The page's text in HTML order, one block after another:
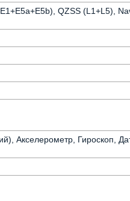
QZSS (L1+L5),
Акселерометр, Гироскоп,